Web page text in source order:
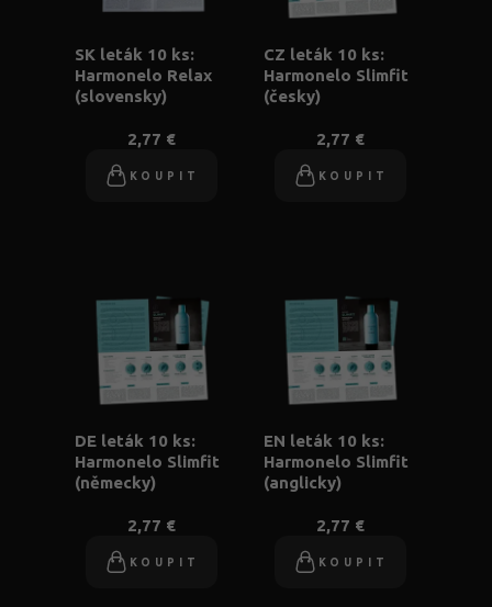
SK leták 10 ks:
Harmonelo Relax
(slovensky)
2,77 €
KOUPIT
CZ leták 10 ks:
Harmonelo Slimfit
(česky)
2,77 €
KOUPIT
DE leták 10 ks:
Harmonelo Slimfit
(německy)
2,77 €
KOUPIT
EN leták 10 ks:
Harmonelo Slimfit
(anglicky)
2,77 €
KOUPIT